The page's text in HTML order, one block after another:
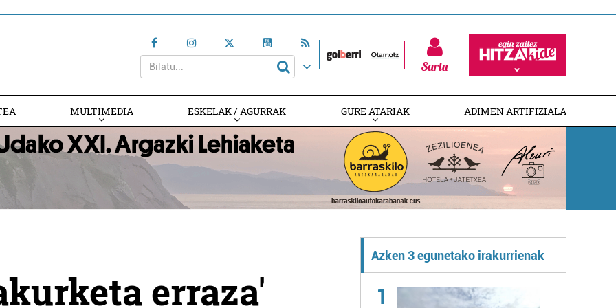
Sartu
MULTIMEDIA ESKELAK / AGURRAK GURE ATARIAK ADIMEN ARTIFIZIALA
erraza'
Azken 3 egunetako irakurrienak
1